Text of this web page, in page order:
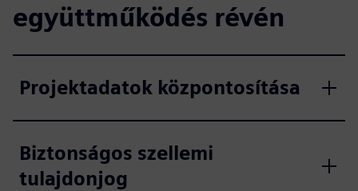
együttműködés révén
Projektadatok központosítása
Biztonságos szellemi
tulajdonjog